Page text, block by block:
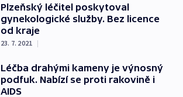
Plzeňský léčitel poskytoval
gynekologické služby. Bez licence
od kraje
23. 7. 2021 |
Léčba drahými kameny je výnosný
podfuk. Nabízí se proti rakovině i
AIDS